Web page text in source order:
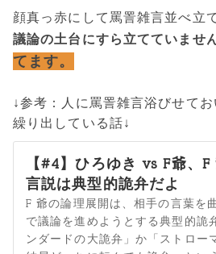
顔真っ赤にして罵詈雑言並べ立
議論の土台にすら立てていません
てます。
↓参考：人に罵詈雑言浴びせて
繰り出している話↓
【#4】ひろゆき vs F爺、F
言説は典型的詭弁だよ
F 爺の論理展開は、相手の言葉を
で議論を進めようとする典型的詭
ンダードの大詭弁」か「ストロー